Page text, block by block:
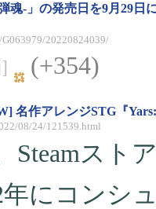
魂-」の発売日を9月29
G063979/20220824039/
(+354)
名作アレンジSTG『
08/24/121539.html
Steamスト
にコンシ